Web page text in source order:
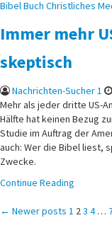
Posted
BibelBuch Christliches
Immer mehr
skeptisch
Nachrichten-Sucher 1
Mehr als jeder dritte US-
Hälfte hat keinen Bezug
Studie im Auftrag der
auch: Wer die Bibel liest,
Zwecke.
Continue Reading
← Newer posts 1 23 4 …